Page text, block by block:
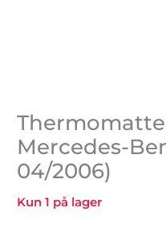
Mercedes-
04/2006)
Kun 1 på lager